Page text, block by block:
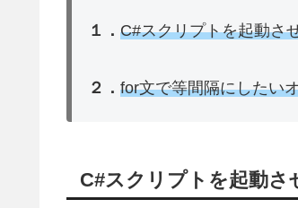
１． C#スクリプトを起動さ
２． for文で等間隔にしたい
C#スクリプトを起動さ